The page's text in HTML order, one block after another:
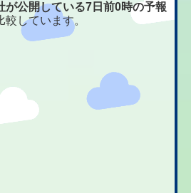
が公開している7日前0時の予報
較しています。